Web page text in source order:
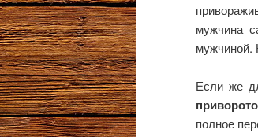
мужчина
мужчиной.
Если же
полное